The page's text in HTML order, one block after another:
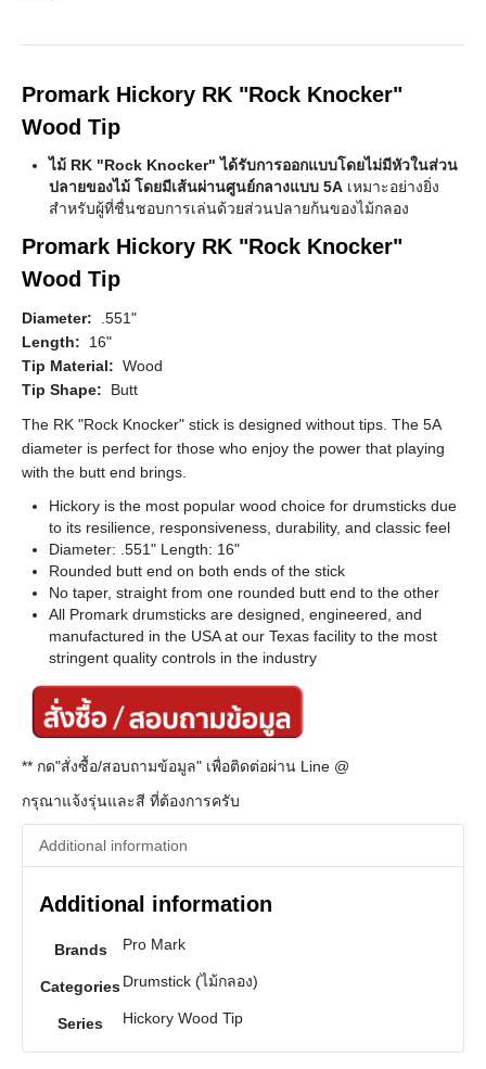
Promark Hickory RK "Rock Knocker"
Wood Tip
ไม้ RK "Rock Knocker" ได้รับการออกแบบโดยไม่มีหัวในส่วน
ปลายของไม้ โดยมีเส้นผ่านศูนย์กลางแบบ 5A เหมาะอย่างยิ่ง
สำหรับผู้ที่ชื่นชอบการเล่นด้วยส่วนปลายก้นของไม้กลอง
Promark Hickory RK "Rock Knocker"
Wood Tip
Diameter: .551"
Length: 16"
Tip Material: Wood
Tip Shape: Butt
The RK "Rock Knocker" stick is designed without tips. The 5A
diameter is perfect for those who enjoy the power that playing
with the butt end brings.
Hickory is the most popular wood choice for drumsticks due
to its resilience, responsiveness, durability, and classic feel
Diameter: .551" Length: 16"
Rounded butt end on both ends of the stick
No taper, straight from one rounded butt end to the other
All Promark drumsticks are designed, engineered, and
manufactured in the USA at our Texas facility to the most
stringent quality controls in the industry
** กด"สั่งซื้อ/สอบถามข้อมูล" เพื่อติดต่อผ่าน Line @
กรุณาแจ้งรุ่นและสี ที่ต้องการครับ
Additional information
Additional information
Brands Pro Mark
CategoriesDrumstick (ไม้กลอง)
Series Hickory Wood Tip